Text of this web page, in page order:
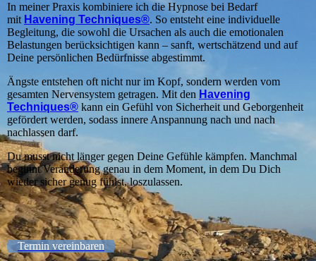
In meiner Praxis kombiniere ich die Hypnose bei Bedarf
mit Havening Techniques®. So entsteht eine individuelle
Begleitung, die sowohl die Ursachen als auch die emotionalen
Belastungen berücksichtigen kann – sanft, wertschätzend und auf
Deine persönlichen Bedürfnisse abgestimmt.
Ängste entstehen oft nicht nur im Kopf, sondern werden vom
gesamten Nervensystem getragen. Mit den Havening
Techniques® kann ein Gefühl von Sicherheit und Geborgenheit
gefördert werden, sodass innere Anspannung nach und nach
nachlassen darf.
Du musst nicht länger gegen Deine Gefühle kämpfen. Manchmal
beginnt Veränderung genau in dem Moment, in dem Du Dich
wieder sicher genug fühlst, loszulassen.
Termin vereinbaren